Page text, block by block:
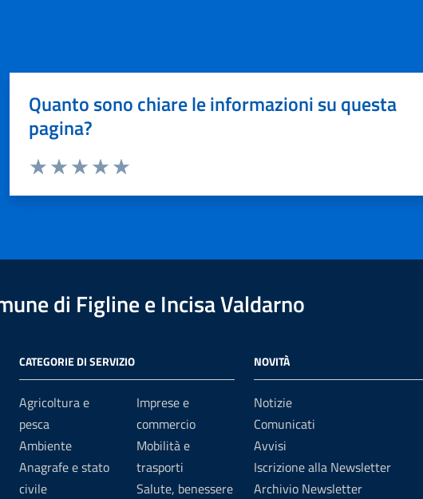
Quanto sono chiare le informazioni su questa
pagina?
di Figline e Incisa Valdarno
CATEGORIE DI SERVIZIO
Agricoltura e
pesca
Ambiente
Anagrafe e stato
civile
Imprese e
commercio
Mobilità e
trasporti
Salute, benessere
NOVITÀ
Notizie
Comunicati
Avvisi
Iscrizione alla Newsletter
Archivio Newsletter